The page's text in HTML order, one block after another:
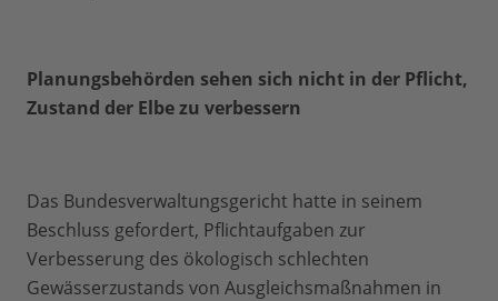
Planungsbehörden sehen sich nicht in der Pflicht,
Zustand der Elbe zu verbessern
Das Bundesverwaltungsgericht hatte in seinem
Beschluss gefordert, Pflichtaufgaben zur
Verbesserung des ökologisch schlechten
Gewässerzustands von Ausgleichsmaßnahmen in